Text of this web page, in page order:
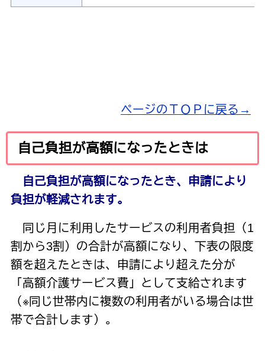
ページのＴＯＰに戻る→
自己負担が高額になったときは
自己負担が高額になったとき、申請により
負担が軽減されます。
同じ月に利用したサービスの利用者負担（1
割から3割）の合計が高額になり、下表の限度
額を超えたときは、申請により超えた分が
「高額介護サービス費」として支給されます
（※同じ世帯内に複数の利用者がいる場合は世
帯で合計します）。